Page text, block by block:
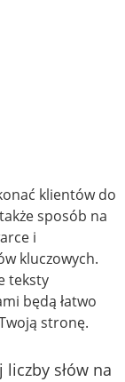
klientów do
sposób na
i
kluczowych.
teksty
będą łatwo
stronę.
słów na